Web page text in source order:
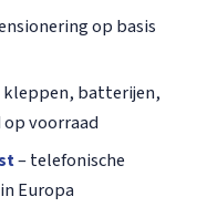
op basis
kleppen, batterijen,
voorraad
– telefonische
Europa